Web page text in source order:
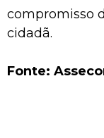
compromisso
cidadã.
Fonte: